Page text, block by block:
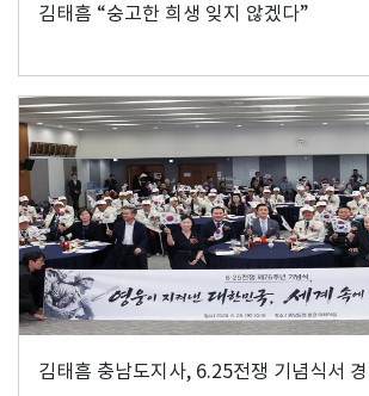
김태흠 “숭고한 희생 잊지 않겠다”
김태흠 충남도지사, 6.25전쟁 기념식서